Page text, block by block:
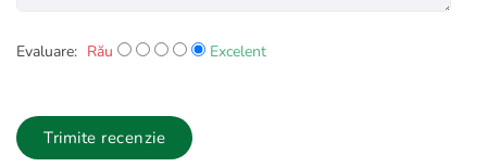
Evaluare: Rău Excelent
Trimite recenzie